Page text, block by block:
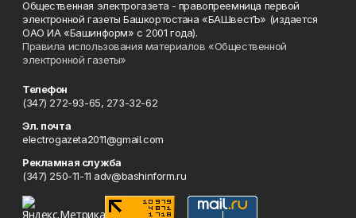
Общественная электрогазета - правопреемница первой
электронной газеты Башкортостана «БАШвестЪ» (издается
ОАО ИА «Башинформ» с 2001 года).
Правила использования материалов «Общественной
электронной газеты»
Телефон
(347) 272-93-65, 273-32-62
Эл. почта
electrogazeta2011@gmail.com
Рекламная служба
(347) 250-11-11 adv@bashinform.ru